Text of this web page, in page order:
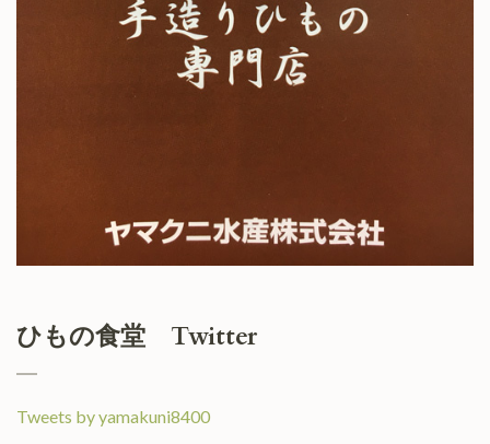
ひもの食堂 Twitter
Tweets by yamakuni8400